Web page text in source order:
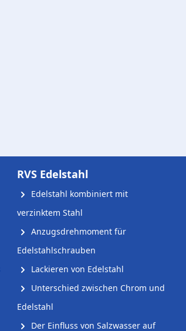
RVS Edelstahl
Edelstahl kombiniert mit
verzinktem Stahl
Anzugsdrehmoment für
Edelstahlschrauben
Lackieren von Edelstahl
Unterschied zwischen Chrom und
Edelstahl
Der Einfluss von Salzwasser auf